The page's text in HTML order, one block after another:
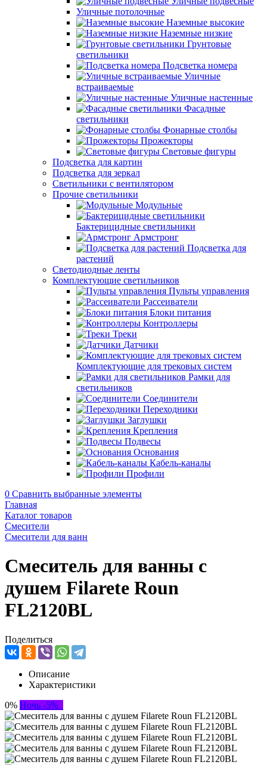
Уличные потолочные
Наземные высокие
Наземные низкие
Грунтовые
светильники
Подсветка номера
Уличные
встраиваемые
Уличные настенные
Фасадные
светильники
Фонарные столбы
Прожекторы
Световые фигуры
Подсветка для картин
Подсветка для зеркал
Светильники с вентилятором
Прочие светильники
Модульные
Бактерицидные светильники
Армстронг
Подсветка для
растений
Светодиодные ленты
Комплектующие светильников
Пульты управления
Рассеиватели
Блоки питания
Контроллеры
Треки
Датчики
Комплектующие для трековых систем
Рамки для
светильников
Соединители
Переходники
Заглушки
Крепления
Подвесы
Основания
Кабель-каналы
Профили
0 Сравнить выбранные элементы
Главная
Каталог товаров
Смесители
Смесители для ванн
Смеситель для ванны с
душем Filarete Roun
FL2120BL
Поделиться
Описание
Характеристики
0% Ночь -5%